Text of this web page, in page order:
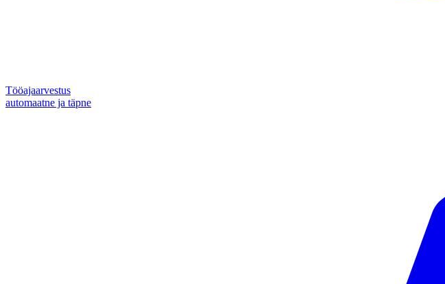
Tööajaarvestus
automaatne ja täpne